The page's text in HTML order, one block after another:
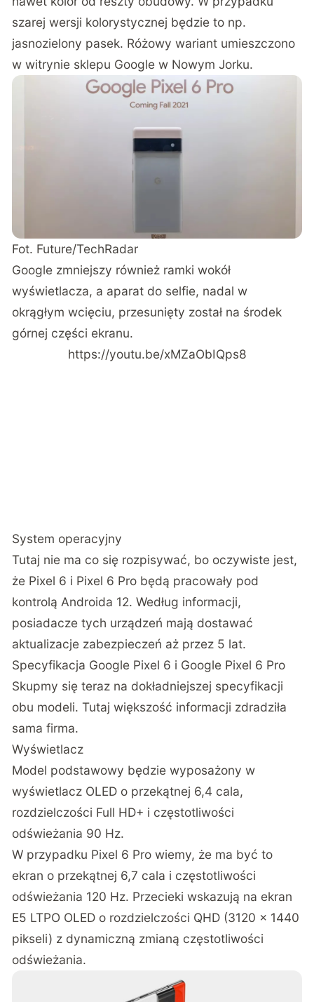
szarej wersji kolorystycznej będzie to np.
jasnozielony pasek. Różowy wariant umieszczono
w witrynie sklepu Google w Nowym Jorku.
Fot. Future/TechRadar
Google zmniejszy również ramki wokół
wyświetlacza, a aparat do selfie, nadal w
okrągłym wcięciu, przesunięty został na środek
górnej części ekranu.
https://youtu.be/xMZaObIQps8
System operacyjny
Tutaj nie ma co się rozpisywać, bo oczywiste jest,
że Pixel 6 i Pixel 6 Pro będą pracowały pod
kontrolą Androida 12. Według informacji,
posiadacze tych urządzeń mają dostawać
aktualizacje zabezpieczeń aż przez 5 lat.
Specyfikacja Google Pixel 6 i Google Pixel 6 Pro
Skupmy się teraz na dokładniejszej specyfikacji
obu modeli. Tutaj większość informacji zdradziła
sama firma.
Wyświetlacz
Model podstawowy będzie wyposażony w
wyświetlacz OLED o przekątnej 6,4 cala,
rozdzielczości Full HD+ i częstotliwości
odświeżania 90 Hz.
W przypadku Pixel 6 Pro wiemy, że ma być to
ekran o przekątnej 6,7 cala i częstotliwości
odświeżania 120 Hz. Przecieki wskazują na ekran
E5 LTPO OLED o rozdzielczości QHD (3120 x 1440
pikseli) z dynamiczną zmianą częstotliwości
odświeżania.